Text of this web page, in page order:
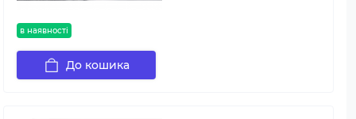
в наявності
До кошика